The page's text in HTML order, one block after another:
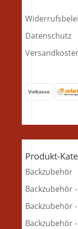
Datenschutz
Produkt-
Backzubehör
Backzubehör
Backzubehör
Backzubehör